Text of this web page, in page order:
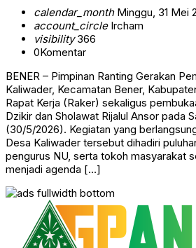
calendar_monthMinggu, 31 Mei
account_circleIrcham
visibility366
0Komentar
BENER – Pimpinan Ranting Gerakan
Kaliwader, Kecamatan Bener,
Rapat Kerja (Raker) sekaligus
Dzikir dan Sholawat Rijalul Ansor pada
(30/5/2026). Kegiatan yang
Desa Kaliwader tersebut dihadiri
pengurus NU, serta tokoh masyarakat
menjadi agenda […]